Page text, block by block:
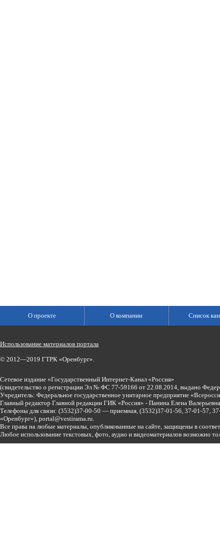
О проекте О компании Список
Использование материалов портала
© 2012—2019 ГТРК «Оренбург».
Сетевое издание «Государственный Интернет-Канал «Россия»
(свидетельство о регистрации Эл № ФС 77-59166 от 22.08.2014, выдано
Учредитель: Федеральное государственное унитарное предприятие
Главный редактор Главной редакции ГИК «Россия» - Панина Елена
Телефоны для связи: (3532)37-00-50 — приемная, (3532)37-01-56, 37-01-57,
«Оренбург»), portal@vestirama.ru.
Все права на любые материалы, опубликованные на сайте, защищены в
Любое использование текстовых, фото, аудио и видеоматериалов возможно